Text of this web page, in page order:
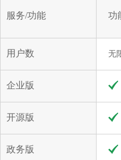
服务/功能 功
用户数 无
企业版
开源版
政务版